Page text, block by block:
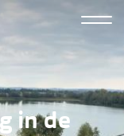
K3
derde
in de